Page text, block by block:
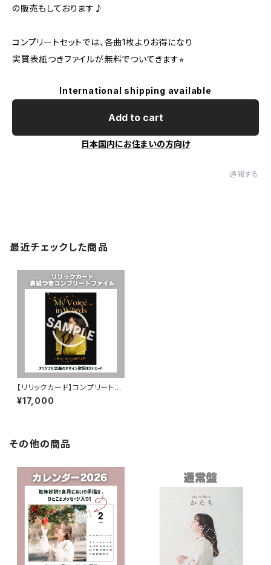
の販売もしております♪
コンプリートセットでは、各曲1枚よりお得になり
実質表紙つきファイルが無料でついてきます⭐︎
International shipping available
Add to cart
日本国内にお住まいの方向け
通報する
最近チェックした商品
【リリックカード】コンプリートフ
ァイル（表紙つき+楽曲No.1〜1
7）
¥17,000
その他の商品